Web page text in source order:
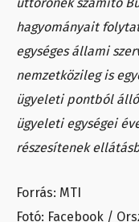
úttörőnek számító
hagyományait
egységes állami
nemzetközileg is
ügyeleti pontból
ügyeleti egységei
részesítenek
Forrás: MTI
Fotó: Facebook /